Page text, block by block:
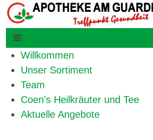
Willkommen
Unser Sortiment
Team
Coen's Heilkräuter und Tee
Aktuelle Angebote